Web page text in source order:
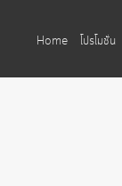
Home
โปรโมชั่น